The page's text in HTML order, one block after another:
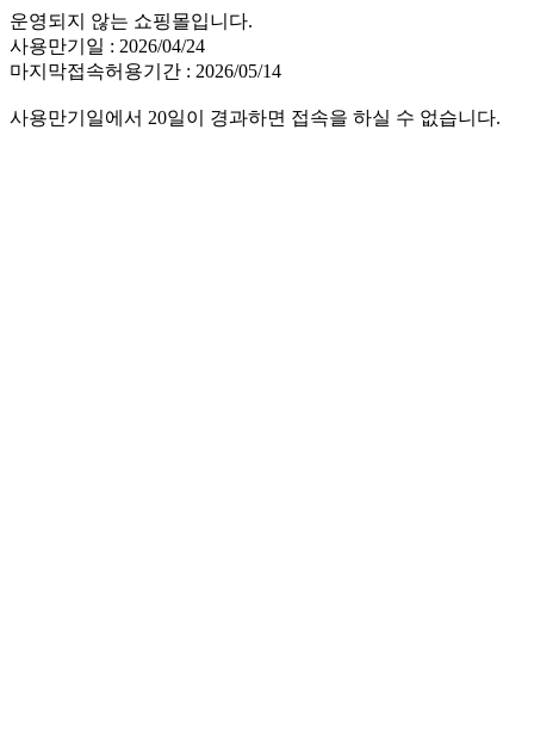
운영되지 않는 쇼핑몰입니다.
사용만기일 : 2026/04/24
마지막접속허용기간 : 2026/05/14
사용만기일에서 20일이 경과하면 접속을 하실 수 없습니다.